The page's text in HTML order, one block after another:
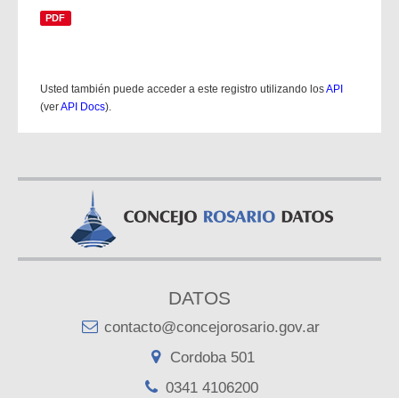
PDF
Usted también puede acceder a este registro utilizando losAPI
(verAPI Docs).
DATOS
contacto@concejorosario.gov.ar
Cordoba 501
0341 4106200